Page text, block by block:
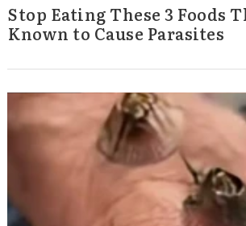
Stop Eating These 3 Foods
Known to Cause Parasites